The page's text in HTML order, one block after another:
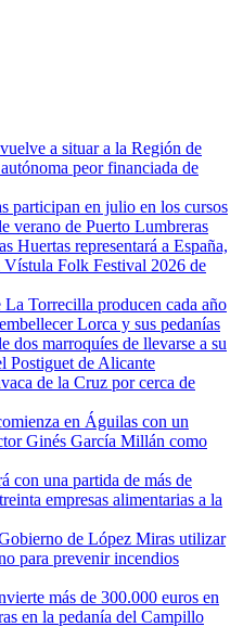
a situar a la Región de
peor financiada de
participan en julio en los cursos
verano de Puerto Lumbreras
Huertas representará a España,
Vístula Folk Festival 2026 de
Torrecilla producen cada año
Lorca y sus pedanías
dos marroquíes de llevarse a su
Postiguet de Alicante
de la Cruz por cerca de
en Águilas con un
Ginés García Millán como
con una partida de más de
empresas alimentarias a la
de López Miras utilizar
para prevenir incendios
más de 300.000 euros en
en la pedanía del Campillo